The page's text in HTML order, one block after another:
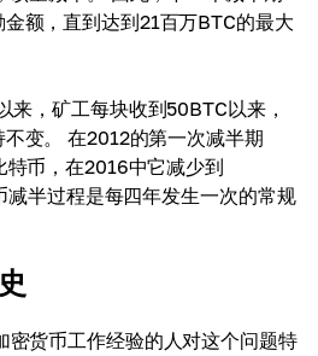
额，直到达到21百万BTC的最大
来，矿工每块收到50BTC以来，
变。 在2012的第一次减半期
币，在2016中它减少到
减半过程是每四年发生一次的常规
密货币工作经验的人对这个问题特